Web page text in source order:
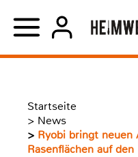
Startseite
> News
> Ryobi bringt neuen
Rasenflächen auf